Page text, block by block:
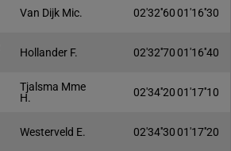
Van Dijk Mic. 02'32''6001'16''30
Hollander F. 02'32''7001'16''40
Tjalsma Mme
H.
02'34''2001'17''10
Westerveld E. 02'34''3001'17''20